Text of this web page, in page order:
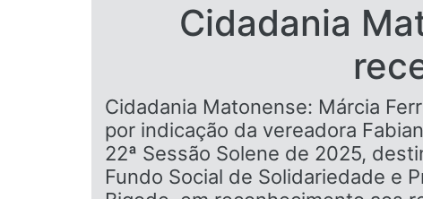
Cidadania
Cidadania Matonense: Márcia
por indicação da vereadora
22ª Sessão Solene de 2025,
Fundo Social de Solidariedade e